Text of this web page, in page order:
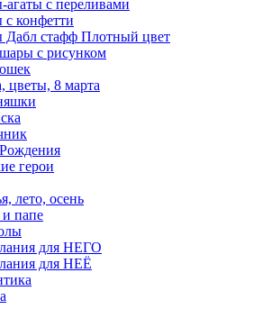
с переливами
конфетти
стафф Плотный цвет
с рисунком
цветы, 8 марта
герои
лето, осень
папе
для НЕГО
для НЕЁ